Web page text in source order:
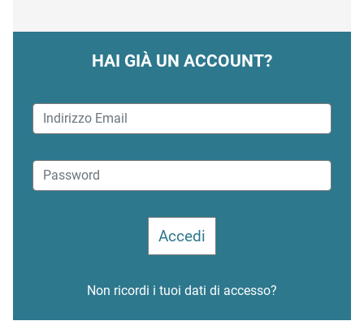
HAI GIÀ UN ACCOUNT?
Non ricordi i tuoi dati di accesso?